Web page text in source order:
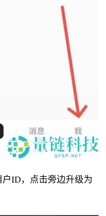
ID，点击旁边升级为